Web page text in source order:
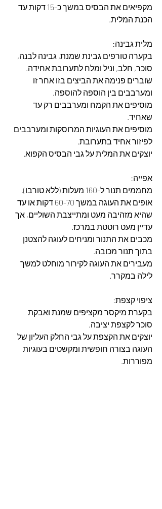
מקפיאים את הבסיס במשך כ-15 דקות עד
הכנת המלית.
מלית גבינה:
בקערה טורפים גבינת שמנת, גבינה לבנה,
סוכר, חלב, וניל ומלח לתערובת אחידה.
שוברים פנימה את הביצים בזו אחר זו
ומערבבים בין הוספה להוספה.
מוסיפים את הקמח ומערבבים רק עד
שאחיד.
מוסיפים את העוגיות המרוסקות ומערבבים
לפיזור אחיד בתערובת.
יוצקים את המלית על גבי הבסיס הקפוא.
אפייה:
מחממים תנור ל-160 מעלות (ללא טורבו).
אופים את העוגה במשך 60-70 דקות או עד
שהיא מזהיבה מעט ומתייצבת השוליים, אך
עדיין מעט רוטטת במרכז.
מכבים את התנור ומניחים לעוגה להצטנן
בתוך תנור מכובה.
מעבירים את העוגה לקירור מוחלט למשך
לילה במקרר.
ציפוי קצפת:
בקערת מיקסר מקציפים שמנת ואבקת
סוכר לקצפת יציבה.
יוצקים את הקצפת על גבי החלק העליון של
העוגה בצורה חופשית ומקשטים בעוגיות
מפוררות.